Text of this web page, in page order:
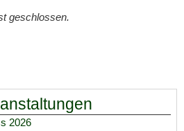
geschlossen.
2026